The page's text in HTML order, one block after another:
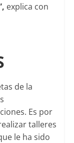
explica con
de la
Es por
talleres
le ha sido